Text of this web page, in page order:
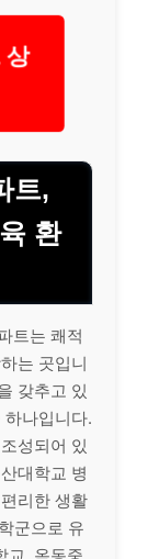
상
트,
환
트는 쾌적
는 곳입니
갖추고 있
나입니다.
성되어 있
대학교 병
리한 생활
군으로 유